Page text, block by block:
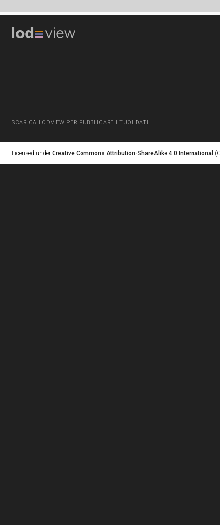
SCARICA LODVIEW PER PUBBLICARE I TUOI DATI
Licensed under Creative Commons Attribution-ShareAlike 4.0 International